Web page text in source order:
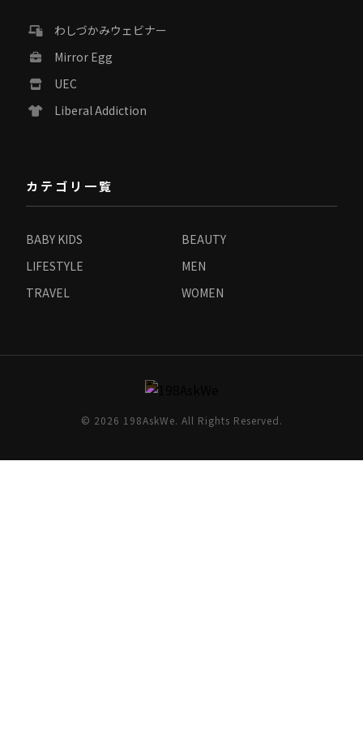
わしづかみウェビナー
Mirror Egg
UEC
Liberal Addiction
カテゴリ一覧
BABY KIDS
BEAUTY
LIFESTYLE
MEN
TRAVEL
WOMEN
© 2026 198AskWe. All Rights Reserved.